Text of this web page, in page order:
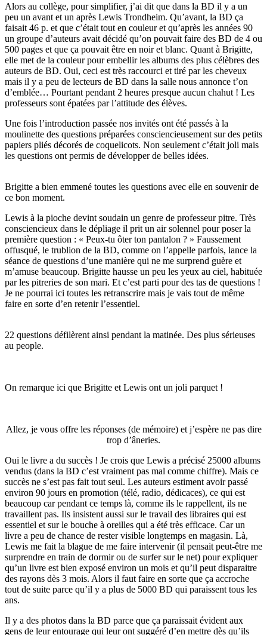
Alors au collège, pour simplifier, j’ai dit que dans la BD il y a un
peu un avant et un après Lewis Trondheim. Qu’avant, la BD ça
faisait 46 p. et que c’était tout en couleur et qu’après les années 90
un groupe d’auteurs avait décidé qu’on pouvait faire des BD de 4 ou
500 pages et que ça pouvait être en noir et blanc. Quant à Brigitte,
elle met de la couleur pour embellir les albums des plus célèbres des
auteurs de BD. Oui, ceci est très raccourci et tiré par les cheveux
mais il y a peu de lecteurs de BD dans la salle nous annonce t’on
d’emblée… Pourtant pendant 2 heures presque aucun chahut ! Les
professeurs sont épatées par l’attitude des élèves.
Une fois l’introduction passée nos invités ont été passés à la
moulinette des questions préparées consciencieusement sur des petits
papiers pliés décorés de coquelicots. Non seulement c’était joli mais
les questions ont permis de développer de belles idées.
Brigitte a bien emmené toutes les questions avec elle en souvenir de
ce bon moment.
Lewis à la pioche devint soudain un genre de professeur pitre. Très
consciencieux dans le dépliage il prit un air solennel pour poser la
première question : « Peux-tu ôter ton pantalon ? » Faussement
offusqué, le trublion de la BD, comme on l’appelle parfois, lance la
séance de questions d’une manière qui ne me surprend guère et
m’amuse beaucoup. Brigitte hausse un peu les yeux au ciel, habituée
par les pitreries de son mari. Et c’est parti pour des tas de questions !
Je ne pourrai ici toutes les retranscrire mais je vais tout de même
faire en sorte d’en retenir l’essentiel.
22 questions défilèrent ainsi pendant la matinée. Des plus sérieuses
au people.
On remarque ici que Brigitte et Lewis ont un joli parquet !
Allez, je vous offre les réponses (de mémoire) et j’espère ne pas dire
trop d’âneries.
Oui le livre a du succès ! Je crois que Lewis a précisé 25000 albums
vendus (dans la BD c’est vraiment pas mal comme chiffre). Mais ce
succès ne s’est pas fait tout seul. Les auteurs estiment avoir passé
environ 90 jours en promotion (télé, radio, dédicaces), ce qui est
beaucoup car pendant ce temps là, comme ils le rappellent, ils ne
travaillent pas. Ils insistent aussi sur le travail des libraires qui est
essentiel et sur le bouche à oreilles qui a été très efficace. Car un
livre a peu de chance de rester visible longtemps en magasin. Là,
Lewis me fait la blague de me faire intervenir (il pensait peut-être me
surprendre en train de dormir ou de surfer sur le net) pour expliquer
qu’un livre est bien exposé environ un mois et qu’il peut disparaitre
des rayons dès 3 mois. Alors il faut faire en sorte que ça accroche
tout de suite parce qu’il y a plus de 5000 BD qui paraissent tous les
ans.
Il y a des photos dans la BD parce que ça paraissait évident aux
gens de leur entourage qui leur ont suggéré d’en mettre dès qu’ils